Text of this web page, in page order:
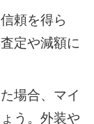
頼を得ら
定や減額に
場合、マイ
う。外装や